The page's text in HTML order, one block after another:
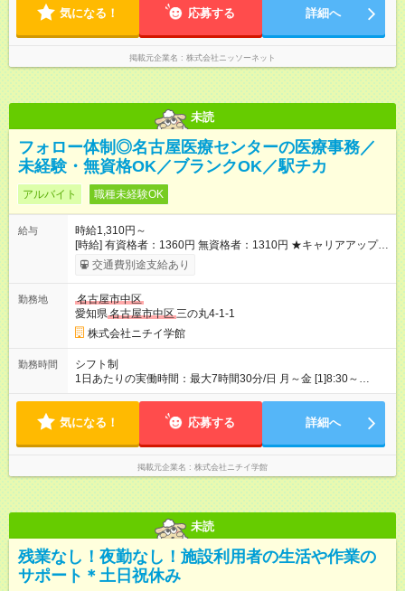
気になる！ 応募する 詳細へ
掲載元企業名 株式会社ニッソーネット
未読
フォロー体制◎名古屋医療センターの医療事務／
未経験・無資格OK／ブランクOK／駅チカ
アルバイト 職種未経験OK
給与
時給1,310円～
[時給] 有資格者：1360円 無資格者：1310円 ★キャリアアップ制
度あり 進級により給与がアップします！ 【試用期間】試用期間
あり 試用期間の長さ：3ヶ月 雇用形態、給与は本採用時と同じ
交通費別途支給あり
勤務地
名古屋市中区
愛知県名古屋市中区三の丸4-1-1
株式会社ニチイ学館
勤務時間
シフト制
1日あたりの実働時間：最大7時間30分/日 月～金 [1]8:30～
17:00（休憩60分） [2]8:30～13:00（休憩なし） [3]8:30～
応相談 ※採用状況によってご希望に添えない場合もございます
す
気になる！ 応募する 詳細へ
掲載元企業名 株式会社ニチイ学館
未読
残業なし！夜勤なし！施設利用者の生活や作業の
サポート＊土日祝休み